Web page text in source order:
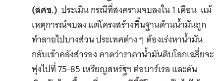
(สศช.) ประเมิน กรณีที่สงครามจบลงใน 1 เดือน แม้
เหตุการณ์จบลง แต่โครงสร้างพื้นฐานด้านน้ำมันถูก
ทำลายไปบางส่วน ประเทศต่าง ๆ ต้องเร่งหาน้ำมัน
กลับเข้าคลังสำรอง คาดว่าราคาน้ำมันดิบโลกเฉลี่ยจะ
พุ่งไปที่ 75-85 เหรียญสหรัฐฯ ต่อบาร์เรล และดัน